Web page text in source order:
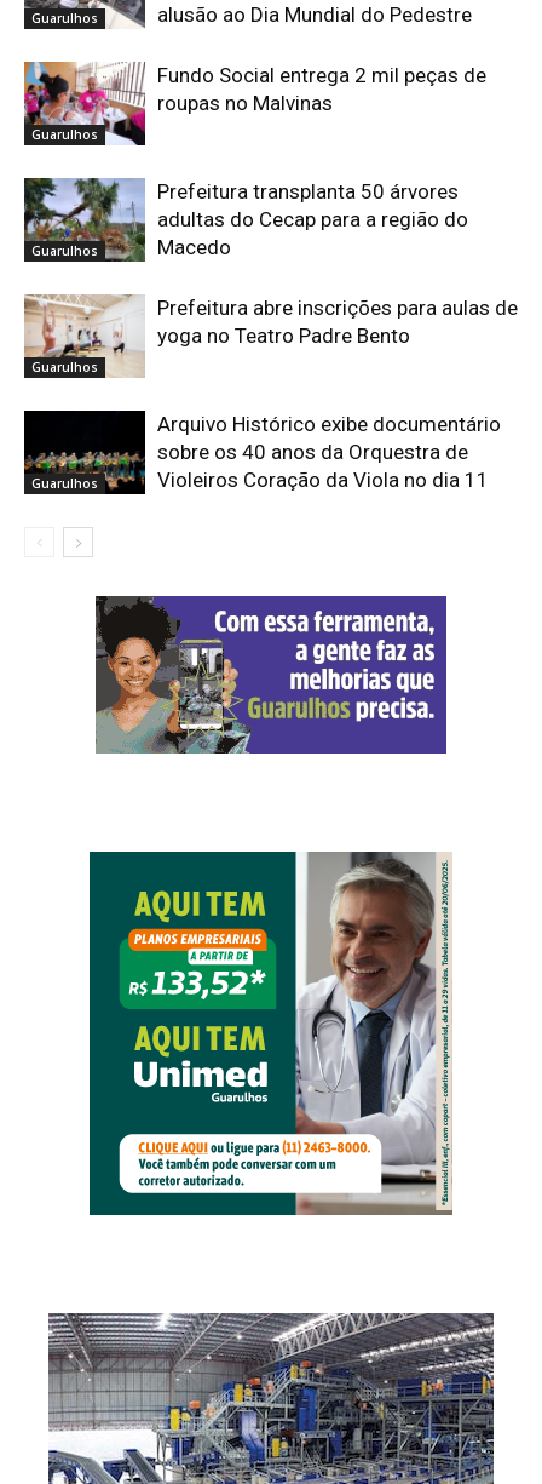
Guarulhos alusão ao Dia Mundial do Pedestre
Guarulhos
Fundo Social entrega 2 mil peças de
roupas no Malvinas
Guarulhos
Prefeitura transplanta 50 árvores
adultas do Cecap para a região do
Macedo
Guarulhos
Prefeitura abre inscrições para aulas de
yoga no Teatro Padre Bento
Guarulhos
Arquivo Histórico exibe documentário
sobre os 40 anos da Orquestra de
Violeiros Coração da Viola no dia 11